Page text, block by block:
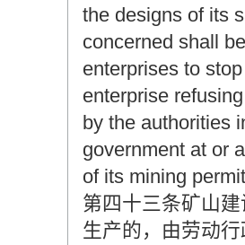
the designs of its
concerned shall
enterprises to
enterprise
by the authorities
government at or
of its mining
第四十三条矿山
生产的，由劳动